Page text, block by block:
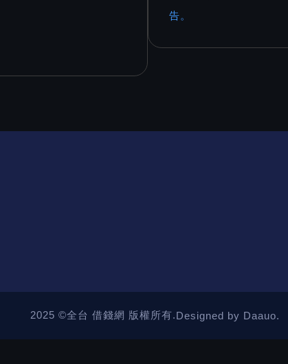
告。
2025 ©全台 借錢網 版權所有.Designed by Daauo.